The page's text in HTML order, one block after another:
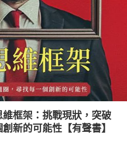
書
維框架：挑戰現狀，突破
新的可能性【有聲書】